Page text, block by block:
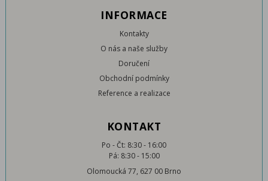
INFORMACE
Kontakty
O nás a naše služby
Doručení
Obchodní podmínky
Reference a realizace
KONTAKT
Po - Čt: 8:30 - 16:00
Pá: 8:30 - 15:00
Olomoucká 77, 627 00 Brno